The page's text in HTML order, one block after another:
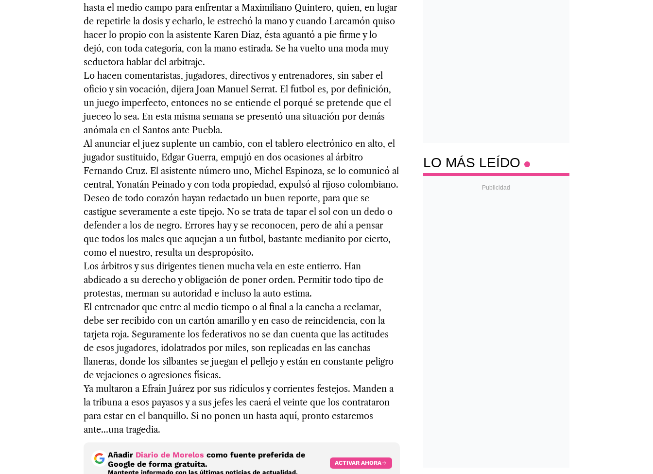
hasta el medio campo para enfrentar a Maximiliano Quintero, quien, en lugar
de repetirle la dosis y echarlo, le estrechó la mano y cuando Larcamón quiso
hacer lo propio con la asistente Karen Díaz, ésta aguantó a pie firme y lo
dejó, con toda categoría, con la mano estirada. Se ha vuelto una moda muy
seductora hablar del arbitraje.
Lo hacen comentaristas, jugadores, directivos y entrenadores, sin saber el
oficio y sin vocación, dijera Joan Manuel Serrat. El futbol es, por definición,
un juego imperfecto, entonces no se entiende el porqué se pretende que el
jueceo lo sea. En esta misma semana se presentó una situación por demás
anómala en el Santos ante Puebla.
Al anunciar el juez suplente un cambio, con el tablero electrónico en alto, el
jugador sustituido, Edgar Guerra, empujó en dos ocasiones al árbitro
Fernando Cruz. El asistente número uno, Michel Espinoza, se lo comunicó al
central, Yonatán Peinado y con toda propiedad, expulsó al rijoso colombiano.
Deseo de todo corazón hayan redactado un buen reporte, para que se
castigue severamente a este tipejo. No se trata de tapar el sol con un dedo o
defender a los de negro. Errores hay y se reconocen, pero de ahí a pensar
que todos los males que aquejan a un futbol, bastante medianito por cierto,
como el nuestro, resulta un despropósito.
Los árbitros y sus dirigentes tienen mucha vela en este entierro. Han
abdicado a su derecho y obligación de poner orden. Permitir todo tipo de
protestas, merman su autoridad e incluso la auto estima.
El entrenador que entre al medio tiempo o al final a la cancha a reclamar,
debe ser recibido con un cartón amarillo y en caso de reincidencia, con la
tarjeta roja. Seguramente los federativos no se dan cuenta que las actitudes
de esos jugadores, idolatrados por miles, son replicadas en las canchas
llaneras, donde los silbantes se juegan el pellejo y están en constante peligro
de vejaciones o agresiones físicas.
Ya multaron a Efraín Juárez por sus ridículos y corrientes festejos. Manden a
la tribuna a esos payasos y a sus jefes les caerá el veinte que los contrataron
para estar en el banquillo. Si no ponen un hasta aquí, pronto estaremos
ante…una tragedia.
Añadir Diario de Morelos como fuente preferida de
Google de forma gratuita.
Mantente informado con las últimas noticias de actualidad.
ACTIVAR AHORA
LO MÁS LEÍDO